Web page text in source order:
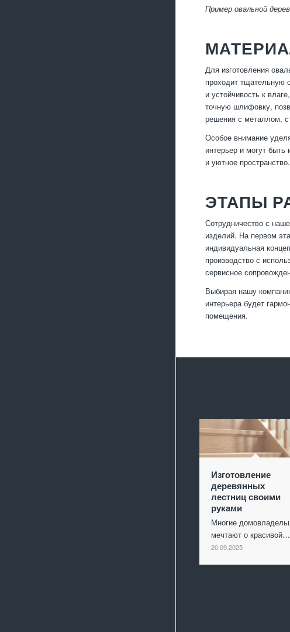
Пример овальной
Для изготовления
проходит тщательную
и устойчивость к
точную шлифовку,
решения с металлом,
Особое внимание
интерьер и могут
и уютное пространство.
ЭТАПЫ
Сотрудничество с
изделий. На первом
индивидуальная
производство с
сервисное
Выбирая нашу
интерьера будет
помещения.
Изготовление
деревянных
лестниц своими
руками
Многие
мечтают о красивой…
20.09.2025